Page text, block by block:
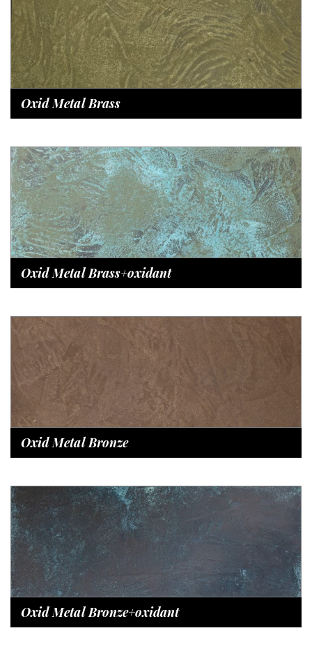
Oxid Metal Brass
Oxid Metal Brass+oxidant
Oxid Metal Bronze
Oxid Metal Bronze+oxidant